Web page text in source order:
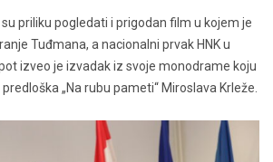
priliku pogledati i prigodan film u kojem je
Tuđmana, a nacionalni prvak HNK u
izveo je izvadak iz svoje monodrame koju
„Na rubu pameti“ Miroslava Krleže.